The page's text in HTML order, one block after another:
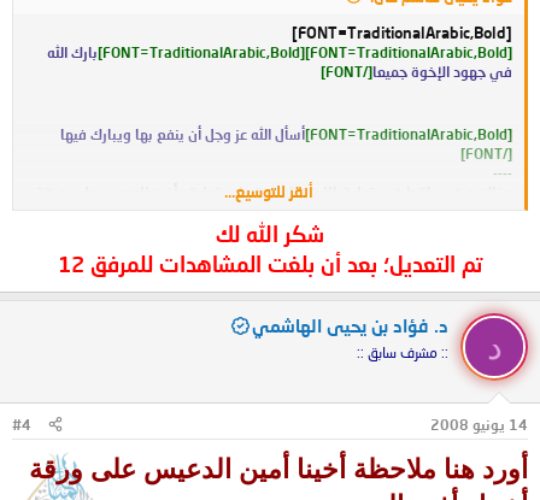
[FONT=TraditionalArabic,Bold]
[FONT=TraditionalArabic,Bold]
[FONT=TraditionalArabic,Bold]
بارك الله
في جهود الإخوة جميعا[/FONT]
[FONT=TraditionalArabic,Bold]
أسأل الله عز وجل أن ينفع بها ويبارك فيها
[/FONT]
----
هناك حرف ساقط في تعليق اللجنة العلمية على تعليق رأفت المصري على ورقة
أمين الدعيس
.....فقد يكون الخلاف متدليا من الأصول، أو
قد استوفى أطراف موضوعه.
-------------------
بالنسبة للتنسيق:
هناك تباين في الخط في ورقة الشيخ رأفت المصري بين الترجيح وبين الكلام الذي
قبله، فليتها تعدل .
[/FONT]
أنقر للتوسيع...
شكر الله لك
تم التعديل؛ بعد أن بلغت المشاهدات للمرفق 12
د
د. فؤاد بن يحيى الهاشمي
:: مشرف سابق ::
14 يونيو 2008 #4
أورد هنا ملاحظة أخينا أمين الدعيس على ورقة